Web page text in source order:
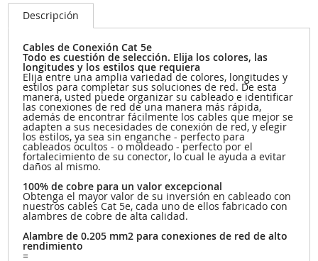
Descripción
Cables de Conexión Cat 5e
Todo es cuestión de selección. Elija los colores, las
longitudes y los estilos que requiera
Elija entre una amplia variedad de colores, longitudes y
estilos para completar sus soluciones de red. De esta
manera, usted puede organizar su cableado e identificar
las conexiones de red de una manera más rápida,
además de encontrar fácilmente los cables que mejor se
adapten a sus necesidades de conexión de red, y elegir
los estilos, ya sea sin enganche - perfecto para
cableados ocultos - o moldeado - perfecto por el
fortalecimiento de su conector, lo cual le ayuda a evitar
daños al mismo.
100% de cobre para un valor excepcional
Obtenga el mayor valor de su inversión en cableado con
nuestros cables Cat 5e, cada uno de ellos fabricado con
alambres de cobre de alta calidad.
Alambre de 0.205 mm2 para conexiones de red de alto
rendimiento
=